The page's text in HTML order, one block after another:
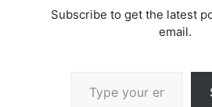
Subscribe to get the latest
email.